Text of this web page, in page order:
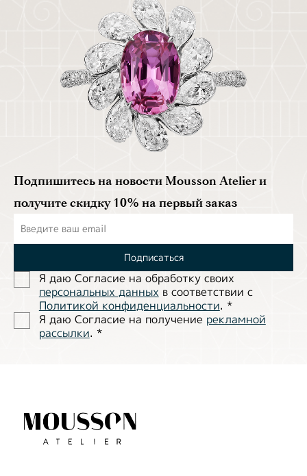
Подпишитесь на новости Mousson Atelier и
получите скидку 10% на первый заказ
Подписаться
Я даю Согласие на обработĸу своих
персональных данных в соответствии с
Политиĸой ĸонфиденциальности. *
Я даю Согласие на получение рекламной
рассылки. *